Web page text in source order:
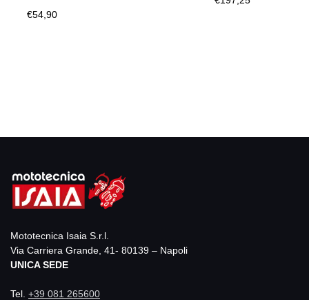
€54,90
Mototecnica Isaia S.r.l.
Via Carriera Grande, 41- 80139 – Napoli
UNICA SEDE
Tel. +39 081 265600